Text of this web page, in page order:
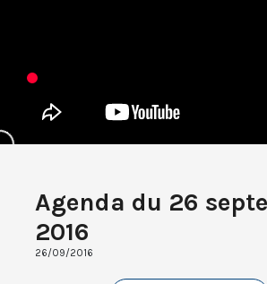
Agenda du 26
2016
26/09/2016